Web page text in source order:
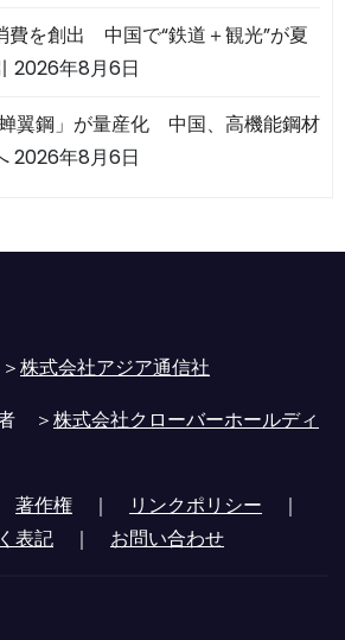
費を創出 中国で“鉄道＋観光”が夏
2026年8月6日
翼鋼」が量産化 中国、高機能鋼材
2026年8月6日
株式会社アジア通信社
＞株式会社クローバーホールディ
著作権 ｜ リンクポリシー ｜
表記 ｜ お問い合わせ